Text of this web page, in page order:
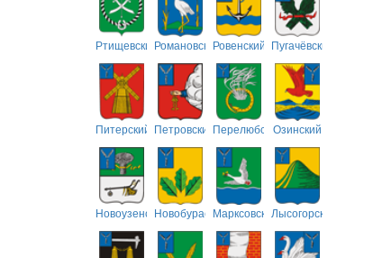
РтищевскийРомановскийРовенский Пугачёвский
Питерский ПетровскийПерелюбскийОзинский
НовоузенскийНовобурасскийМарксовскийЛысогорский